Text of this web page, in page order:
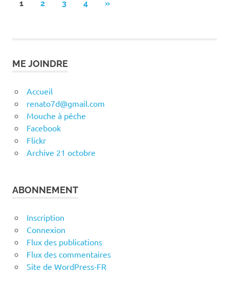
1 2 3 4
NEXT
»
ME JOINDRE
Accueil
renato7d@gmail.com
Mouche à pêche
Facebook
Flickr
Archive 21 octobre
ABONNEMENT
Inscription
Connexion
Flux des publications
Flux des commentaires
Site de WordPress-FR